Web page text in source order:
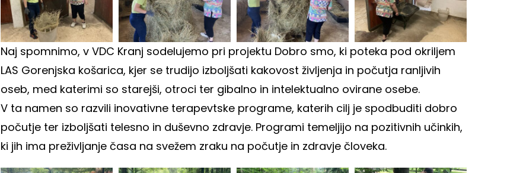
Naj spomnimo, v VDC Kranj sodelujemo pri projektu Dobro smo, ki poteka pod okriljem
LAS Gorenjska košarica, kjer se trudijo izboljšati kakovost življenja in počutja ranljivih
oseb, med katerimi so starejši, otroci ter gibalno in intelektualno ovirane osebe.
V ta namen so razvili inovativne terapevtske programe, katerih cilj je spodbuditi dobro
počutje ter izboljšati telesno in duševno zdravje. Programi temeljijo na pozitivnih učinkih,
ki jih ima preživljanje časa na svežem zraku na počutje in zdravje človeka.